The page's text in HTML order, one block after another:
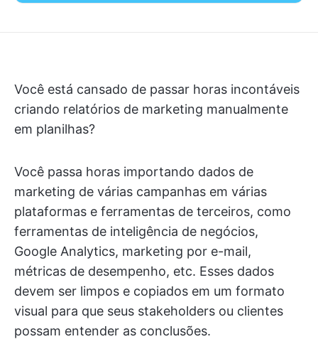
Você está cansado de passar horas incontáveis
criando relatórios de marketing manualmente
em planilhas?
Você passa horas importando dados de
marketing de várias campanhas em várias
plataformas e ferramentas de terceiros, como
ferramentas de inteligência de negócios,
Google Analytics, marketing por e-mail,
métricas de desempenho, etc. Esses dados
devem ser limpos e copiados em um formato
visual para que seus stakeholders ou clientes
possam entender as conclusões.